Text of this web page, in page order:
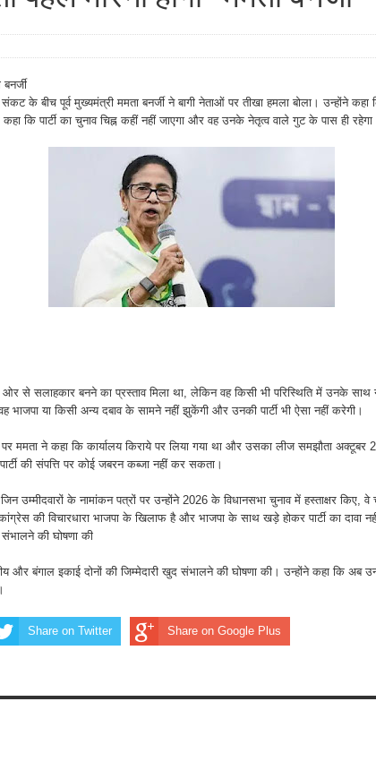
के बीच पूर्व मुख्यमंत्री ममता बनर्जी ने बागी नेताओं पर तीखा हमला बोला। उन्होंने कहा
कहा कि पार्टी का चुनाव चिह्न कहीं नहीं जाएगा और वह उनके नेतृत्व वाले गुट के पास ही
ओर से सलाहकार बनने का प्रस्ताव मिला था, लेकिन वह किसी भी परिस्थिति में उनके साथ
भाजपा या किसी अन्य दबाव के सामने नहीं झुकेंगी और उनकी पार्टी भी ऐसा नहीं करेगी।
ममता ने कहा कि कार्यालय किराये पर लिया गया था और उसका लीज समझौता अक्टूबर
की संपत्ति पर कोई जबरन कब्जा नहीं कर सकता।
उम्मीदवारों के नामांकन पत्रों पर उन्होंने 2026 के विधानसभा चुनाव में हस्ताक्षर किए,
की विचारधारा भाजपा के खिलाफ है और भाजपा के साथ खड़े होकर पार्टी का दावा
की घोषणा की
और बंगाल इकाई दोनों की जिम्मेदारी खुद संभालने की घोषणा की। उन्होंने कहा कि अब
Share on Twitter Share on Google Plus